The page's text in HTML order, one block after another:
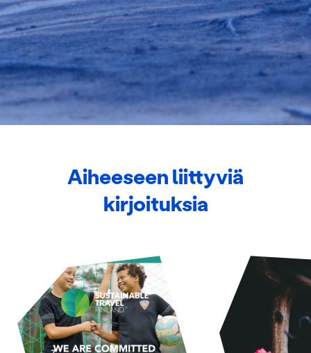
tukemiseen ja kävijämäärämme analysoimiseen. Lisäksi
jaamme sosiaalisen median, mainosalan ja analytiikka-
alan kumppaneillemme tietoja siitä, miten käytät
sivustoamme. Kumppanimme voivat yhdistää näitä
tietoja muihin tietoihin, joita olet antanut heille tai joita on
kerätty, kun olet käyttänyt heidän palvelujaan.
Aiheeseen liittyviä
kirjoituksia